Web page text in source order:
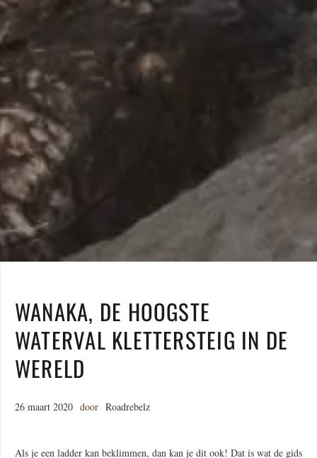
WANAKA, DE HOOGSTE
WATERVAL KLETTERSTEIG IN DE
WERELD
26 maart 2020 door Roadrebelz
Als je een ladder kan beklimmen, dan kan je dit ook! Dat is wat de gids